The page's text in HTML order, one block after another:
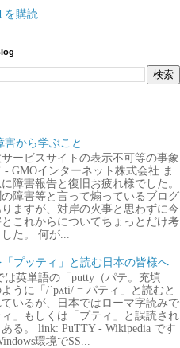
を購読
害から学ぶこと
ービスサイトの表示不可等の事象
- GMOインターネット株式会社 ま
障害報告と復旧お疲れ様でした。
障害等と言って煽っているブログ
ますが、対岸の火事と思わずに今
とこれからについてちょっとだけ考
た。 何が...
プッティ」と読む日本の皆様へ
は英単語の「putty（パテ。充填
うに「/ˈpʌti/ = パティ」と読むと
いるが、日本ではローマ字読みで
ィ」もしくは「プティ」と誤読され
る。 link: PuTTY - Wikipedia です
環境でSS...